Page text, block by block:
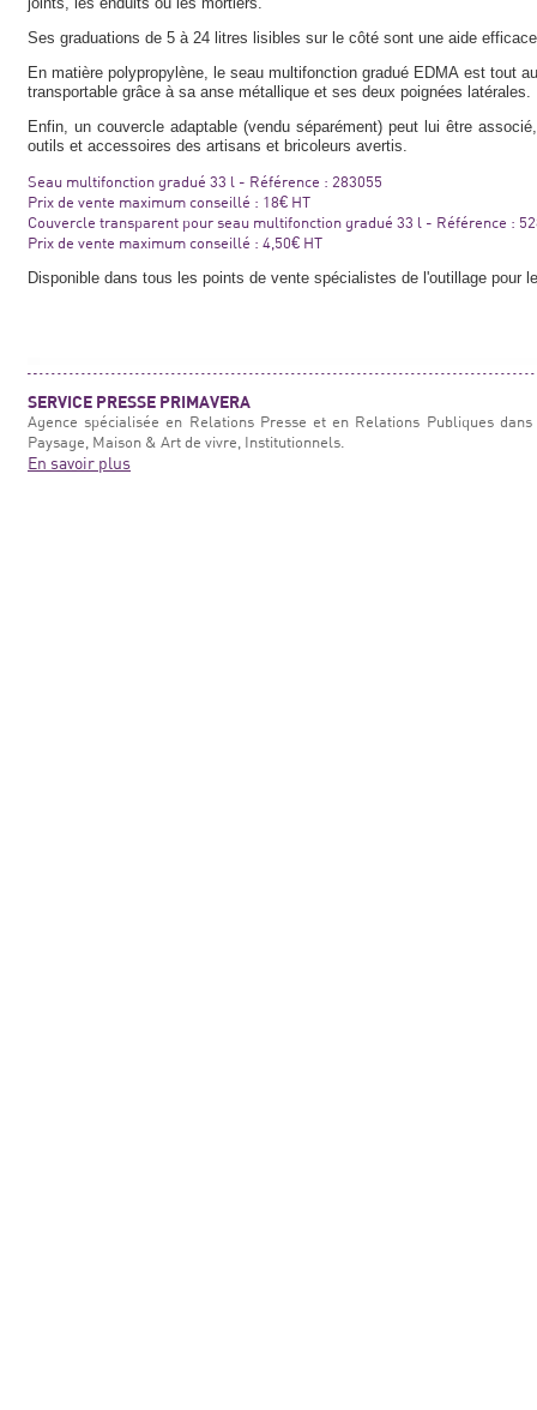
Ses graduations de 5 à 24 litres lisibles sur le côté sont une aide
En matière polypropylène, le seau multifonction gradué EDMA est tout
transportable grâce à sa anse métallique et ses deux poignées latérales.
Enfin, un couvercle adaptable (vendu séparément) peut lui être
outils et accessoires des artisans et bricoleurs avertis.
Seau multifonction gradué 33 l - Référence : 283055
Prix de vente maximum conseillé : 18€ HT
Couvercle transparent pour seau multifonction gradué 33 l - Référence :
Prix de vente maximum conseillé : 4,50€ HT
Disponible dans tous les points de vente spécialistes de l'outillage pour
SERVICE PRESSE PRIMAVERA
Agence spécialisée en Relations Presse et en Relations Publiques
Paysage, Maison & Art de vivre, Institutionnels.
En savoir plus